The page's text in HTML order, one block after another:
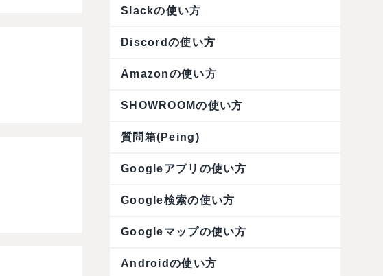
Slackの使い方
Discordの使い方
Amazonの使い方
SHOWROOMの使い方
質問箱(Peing)
Googleアプリの使い方
Google検索の使い方
Googleマップの使い方
Androidの使い方